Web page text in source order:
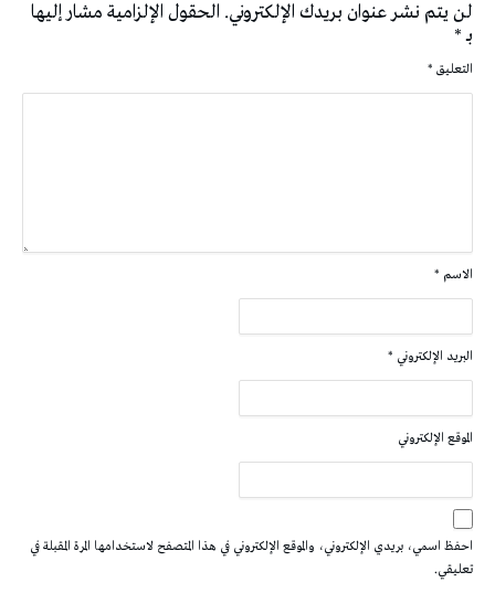
لن يتم نشر عنوان بريدك الإلكتروني. الحقول الإلزامية مشار إليها
بـ*
التعليق *
الاسم *
البريد الإلكتروني *
الموقع الإلكتروني
احفظ اسمي، بريدي الإلكتروني، والموقع الإلكتروني في هذا المتصفح لاستخدامها المرة المقبلة في
تعليقي.